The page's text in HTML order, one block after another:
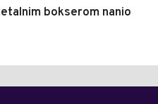
bokserom nanio